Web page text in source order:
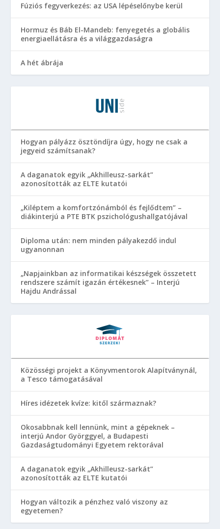
Fúziós fegyverkezés: az USA lépéselőnybe kerül
Hormuz és Báb El-Mandeb: fenyegetés a globális
energiaellátásra és a világgazdaságra
A hét ábrája
Hogyan pályázz ösztöndíjra úgy, hogy ne csak a
jegyeid számítsanak?
A daganatok egyik „Akhilleusz-sarkát”
azonosították az ELTE kutatói
„Kiléptem a komfortzónámból és fejlődtem” –
diákinterjú a PTE BTK pszichológushallgatójával
Diploma után: nem minden pályakezdő indul
ugyanonnan
„Napjainkban az informatikai készségek összetett
rendszere számít igazán értékesnek” – Interjú
Hajdu Andrással
Közösségi projekt a Könyvmentorok Alapítványnál,
a Tesco támogatásával
Híres idézetek kvíze: kitől származnak?
Okosabbnak kell lennünk, mint a gépeknek –
interjú Andor Györggyel, a Budapesti
Gazdaságtudományi Egyetem rektorával
A daganatok egyik „Akhilleusz-sarkát”
azonosították az ELTE kutatói
Hogyan változik a pénzhez való viszony az
egyetemen?